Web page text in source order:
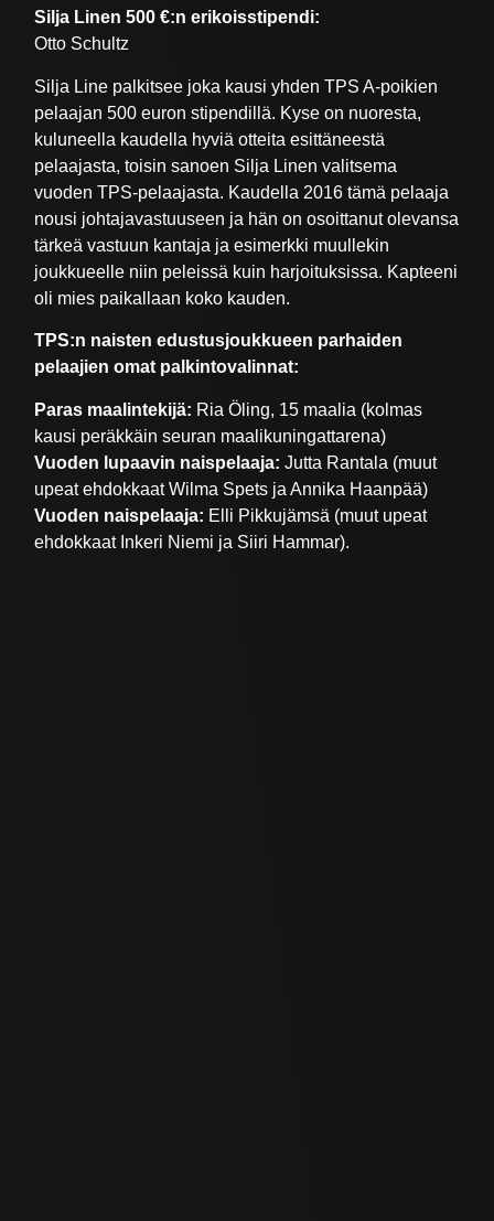
Silja Linen 500 €:n erikoisstipendi:
Otto Schultz
Silja Line palkitsee joka kausi yhden TPS A-poikien
pelaajan 500 euron stipendillä. Kyse on nuoresta,
kuluneella kaudella hyviä otteita esittäneestä
pelaajasta, toisin sanoen Silja Linen valitsema
vuoden TPS-pelaajasta. Kaudella 2016 tämä pelaaja
nousi johtajavastuuseen ja hän on osoittanut olevansa
tärkeä vastuun kantaja ja esimerkki muullekin
joukkueelle niin peleissä kuin harjoituksissa. Kapteeni
oli mies paikallaan koko kauden.
TPS:n naisten edustusjoukkueen parhaiden
pelaajien omat palkintovalinnat:
Paras maalintekijä: Ria Öling, 15 maalia (kolmas
kausi peräkkäin seuran maalikuningattarena)
Vuoden lupaavin naispelaaja: Jutta Rantala (muut
upeat ehdokkaat Wilma Spets ja Annika Haanpää)
Vuoden naispelaaja: Elli Pikkujämsä (muut upeat
ehdokkaat Inkeri Niemi ja Siiri Hammar).